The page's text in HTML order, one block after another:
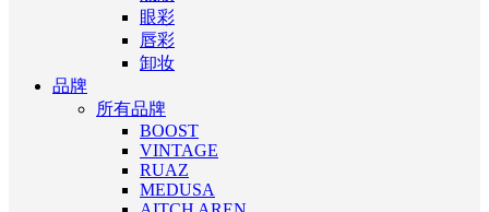
眼彩
唇彩
卸妆
品牌
所有品牌
BOOST
VINTAGE
RUAZ
MEDUSA